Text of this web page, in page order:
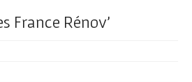
France Rénov’